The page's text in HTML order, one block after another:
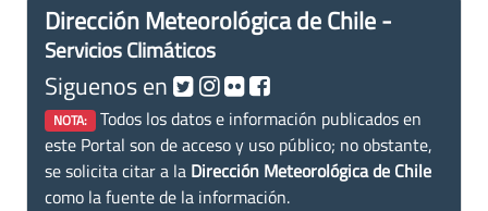
Dirección Meteorológica de Chile -
Servicios Climáticos
Siguenos en
NOTA: Todos los datos e información publicados en
este Portal son de acceso y uso público; no obstante,
se solicita citar a la Dirección Meteorológica de Chile
como la fuente de la información.